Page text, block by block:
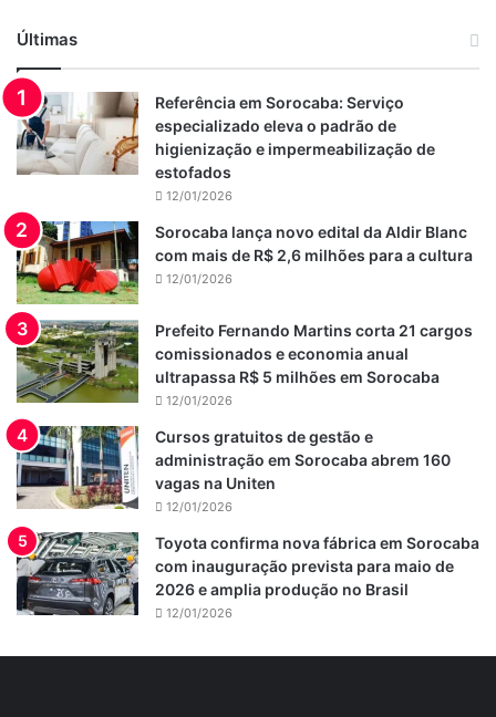
Últimas
Referência em Sorocaba: Serviço
especializado eleva o padrão de
higienização e impermeabilização de
estofados
12/01/2026
Sorocaba lança novo edital da Aldir Blanc
com mais de R$ 2,6 milhões para a cultura
12/01/2026
Prefeito Fernando Martins corta 21 cargos
comissionados e economia anual
ultrapassa R$ 5 milhões em Sorocaba
12/01/2026
Cursos gratuitos de gestão e
administração em Sorocaba abrem 160
vagas na Uniten
12/01/2026
Toyota confirma nova fábrica em Sorocaba
com inauguração prevista para maio de
2026 e amplia produção no Brasil
12/01/2026